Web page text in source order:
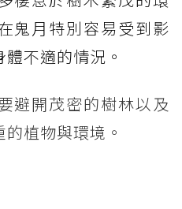
鬼月特別容易受到影
不適的情況。
避開茂密的樹林以及
植物與環境。